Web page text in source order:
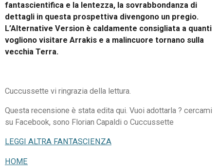
fantascientifica e la lentezza, la sovrabbondanza di
dettagli in questa prospettiva divengono un pregio.
L’Alternative Version è caldamente consigliata a quanti
vogliono visitare Arrakis e a malincuore tornano sulla
vecchia Terra.
Cuccussette vi ringrazia della lettura.
Questa recensione è stata edita qui. Vuoi adottarla ? cercami
su Facebook, sono Florian Capaldi o Cuccussette
LEGGI ALTRA FANTASCIENZA
HOME